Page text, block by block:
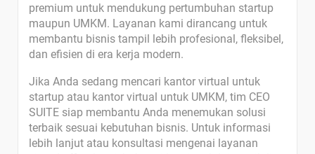
premium untuk mendukung pertumbuhan startup
maupun UMKM. Layanan kami dirancang untuk
membantu bisnis tampil lebih profesional, fleksibel,
dan efisien di era kerja modern.
Jika Anda sedang mencari kantor virtual untuk
startup atau kantor virtual untuk UMKM, tim CEO
SUITE siap membantu Anda menemukan solusi
terbaik sesuai kebutuhan bisnis. Untuk informasi
lebih lanjut atau konsultasi mengenai layanan